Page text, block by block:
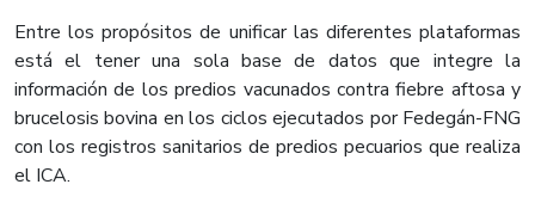
Entre los propósitos de unificar las diferentes plataformas
está el tener una sola base de datos que integre la
información de los predios vacunados contra fiebre aftosa y
brucelosis bovina en los ciclos ejecutados por Fedegán-FNG
con los registros sanitarios de predios pecuarios que realiza
el ICA.